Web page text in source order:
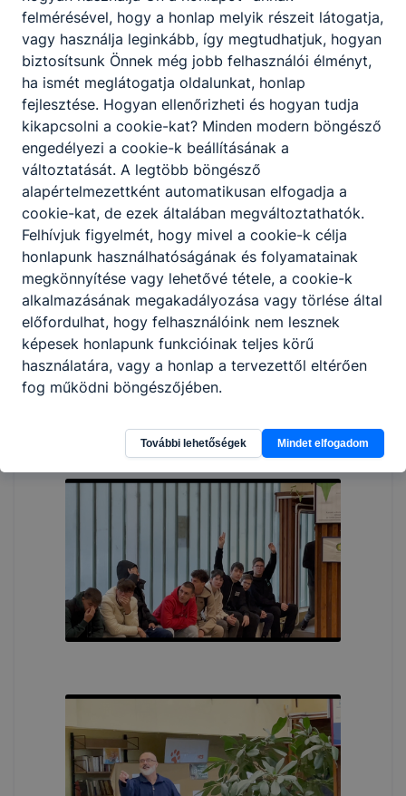
felmérésével, hogy a honlap melyik részeit látogatja,
vagy használja leginkább, így megtudhatjuk, hogyan
biztosítsunk Önnek még jobb felhasználói élményt,
ha ismét meglátogatja oldalunkat, honlap
fejlesztése. Hogyan ellenőrizheti és hogyan tudja
kikapcsolni a cookie-kat? Minden modern böngésző
engedélyezi a cookie-k beállításának a
változtatását. A legtöbb böngésző
alapértelmezettként automatikusan elfogadja a
cookie-kat, de ezek általában megváltoztathatók.
Felhívjuk figyelmét, hogy mivel a cookie-k célja
honlapunk használhatóságának és folyamatainak
megkönnyítése vagy lehetővé tétele, a cookie-k
alkalmazásának megakadályozása vagy törlése által
előfordulhat, hogy felhasználóink nem lesznek
képesek honlapunk funkcióinak teljes körű
használatára, vagy a honlap a tervezettől eltérően
fog működni böngészőjében.
További lehetőségek Mindet elfogadom